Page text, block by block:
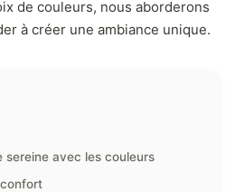
de couleurs, nous aborderons
à créer une ambiance unique.
sereine avec les couleurs